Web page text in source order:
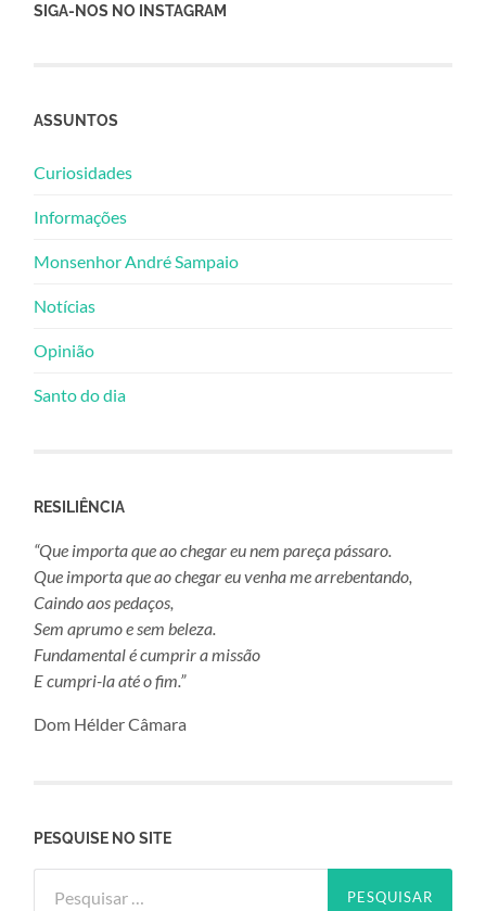
SIGA-NOS NO INSTAGRAM
ASSUNTOS
Curiosidades
Informações
Monsenhor André Sampaio
Notícias
Opinião
Santo do dia
RESILIÊNCIA
“Que importa que ao chegar eu nem pareça pássaro.
Que importa que ao chegar eu venha me arrebentando,
Caindo aos pedaços,
Sem aprumo e sem beleza.
Fundamental é cumprir a missão
E cumpri-la até o fim.”
Dom Hélder Câmara
PESQUISE NO SITE
por: